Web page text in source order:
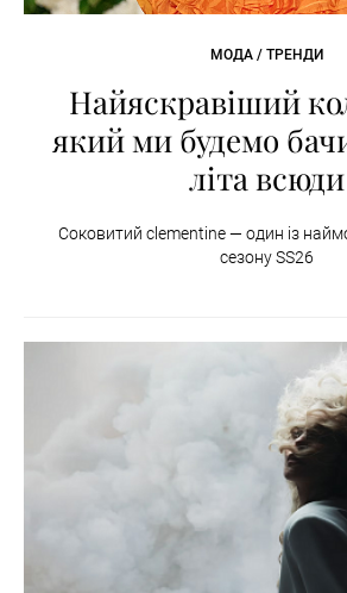
МОДА / ТРЕНДИ
Найяскравіший
який ми будемо
літа всюди
Соковитий clementine — один із
сезону SS26